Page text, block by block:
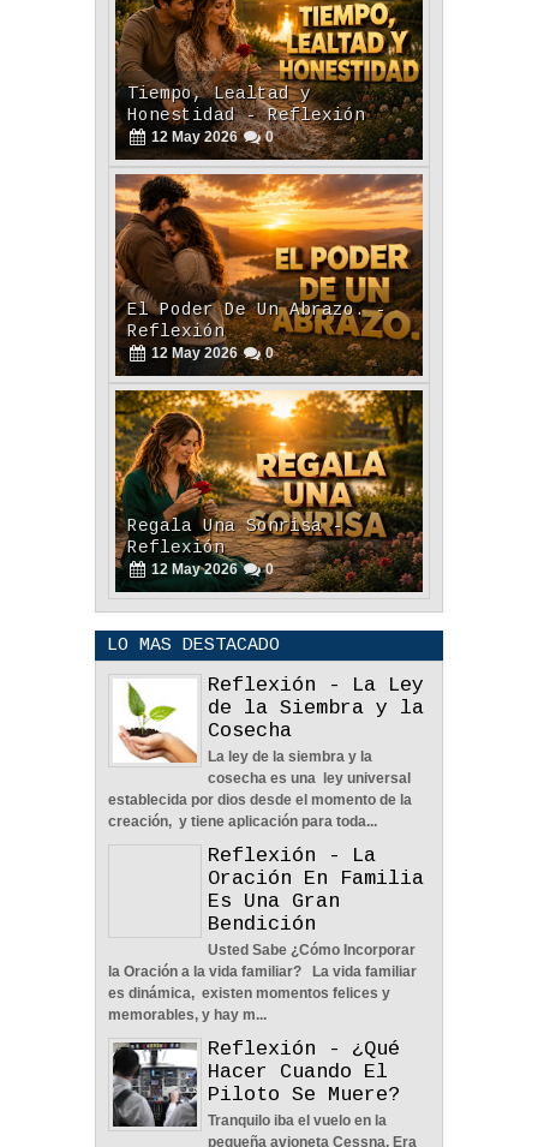
Tiempo, Lealtad y
Honestidad - Reflexión
12 May 2026 0
El Poder De Un Abrazo. -
Reflexión
12 May 2026 0
Regala Una Sonrisa -
Reflexión
12 May 2026 0
POLÍTICA DE PRIVACIDAD
2023 0
La Amistad y el Noviazgo -
Reflexión
04 Jun 2022 0
LO MAS DESTACADO
Reflexión - La Ley
de la Siembra y la
Cosecha
La ley de la siembra y la
cosecha es una ley universal
establecida por dios desde el momento de la
creación, y tiene aplicación para toda...
Reflexión - La
Oración En Familia
Es Una Gran
Bendición
Usted Sabe ¿Cómo Incorporar
la Oración a la vida familiar? La vida familiar
es dinámica, existen momentos felices y
memorables, y hay m...
Reflexión - ¿Qué
Hacer Cuando El
Piloto Se Muere?
Tranquilo iba el vuelo en la
pequeña avioneta Cessna. Era